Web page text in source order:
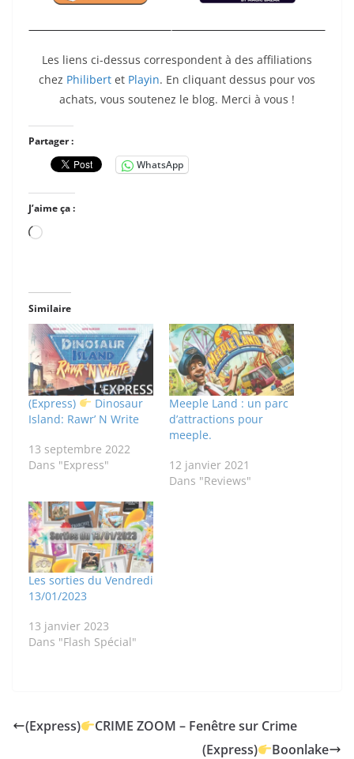
Les liens ci-dessus correspondent à des affiliations
chez Philibert et Playin. En cliquant dessus pour vos
achats, vous soutenez le blog. Merci à vous !
Partager :
WhatsApp
J’aime ça :
Chargement…
Similaire
(Express)
Dinosaur
Island: Rawr’ N Write
13 septembre 2022
Dans "Express"
Meeple Land : un parc
d’attractions pour
meeple.
12 janvier 2021
Dans "Reviews"
Les sorties du Vendredi
13/01/2023
13 janvier 2023
Dans "Flash Spécial"
(Express)
CRIME ZOOM – Fenêtre sur Crime
(Express)
Boonlake